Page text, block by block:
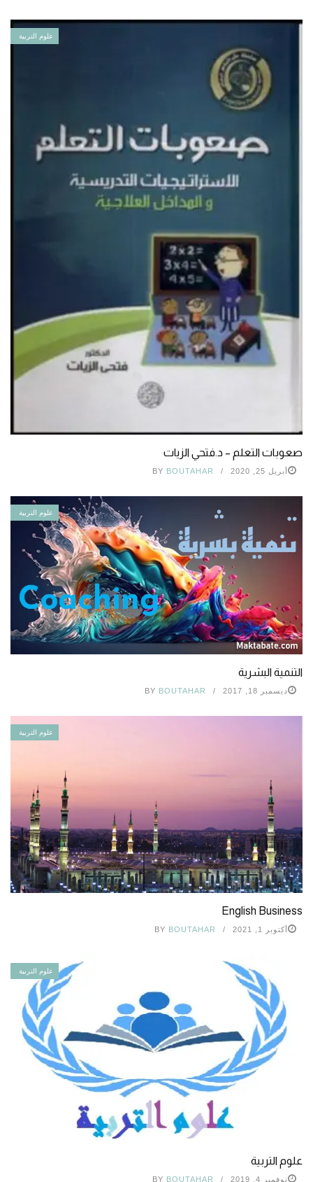
علوم التربية
صعوبات التعلم – د.فتحي الزيات
أبريل 25, 2020 BY BOUTAHAR
علوم التربية
التنمية البشرية
ديسمبر 18, 2017 BY BOUTAHAR
علوم التربية
English Business
أكتوبر 1, 2021 BY BOUTAHAR
علوم التربية
علوم التربية
نوفمبر 4, 2019 BY BOUTAHAR